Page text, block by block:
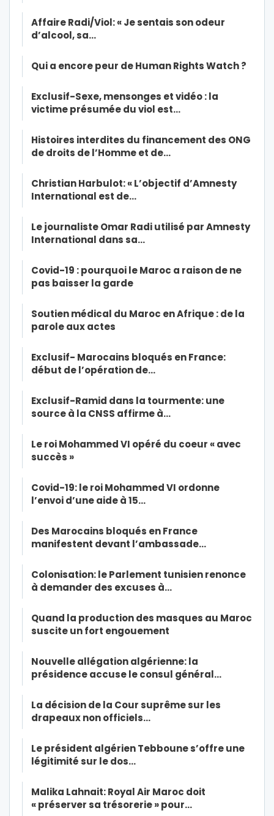
Affaire Radi/Viol: « Je sentais son odeur
d’alcool, sa…
Qui a encore peur de Human Rights Watch ?
Exclusif-Sexe, mensonges et vidéo : la
victime présumée du viol est…
Histoires interdites du financement des ONG
de droits de l’Homme et de…
Christian Harbulot: « L’objectif d’Amnesty
International est de…
Le journaliste Omar Radi utilisé par Amnesty
International dans sa…
Covid-19 : pourquoi le Maroc a raison de ne
pas baisser la garde
Soutien médical du Maroc en Afrique : de la
parole aux actes
Exclusif- Marocains bloqués en France:
début de l’opération de…
Exclusif-Ramid dans la tourmente: une
source à la CNSS affirme à…
Le roi Mohammed VI opéré du coeur « avec
succès »
Covid-19: le roi Mohammed VI ordonne
l’envoi d’une aide à 15…
Des Marocains bloqués en France
manifestent devant l’ambassade…
Colonisation: le Parlement tunisien renonce
à demander des excuses à…
Quand la production des masques au Maroc
suscite un fort engouement
Nouvelle allégation algérienne: la
présidence accuse le consul général…
La décision de la Cour suprême sur les
drapeaux non officiels…
Le président algérien Tebboune s’offre une
légitimité sur le dos…
Malika Lahnait: Royal Air Maroc doit
« préserver sa trésorerie » pour…